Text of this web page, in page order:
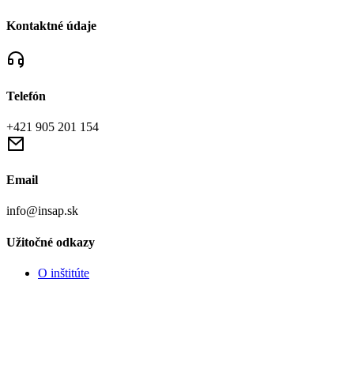
Kontaktné údaje
Telefón
+421 905 201 154
Email
info@insap.sk
Užitočné odkazy
O inštitúte